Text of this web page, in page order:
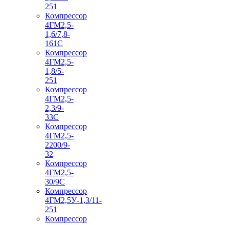
251
Компрессор
4ГМ2,5-
1,6/7,8-
161С
Компрессор
4ГМ2,5-
1,8/5-
251
Компрессор
4ГМ2,5-
2,3/9-
33С
Компрессор
4ГМ2,5-
2200/9-
32
Компрессор
4ГМ2,5-
30/9С
Компрессор
4ГМ2,5У-1,3/11-
251
Компрессор